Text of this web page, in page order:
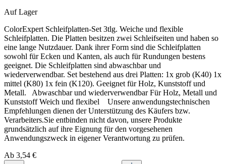
Auf Lager
ColorExpert Schleifplatten-Set 3tlg. Weiche und flexible
Schleifplatten. Die Platten besitzen zwei Schleifseiten und haben so
eine lange Nutzdauer. Dank ihrer Form sind die Schleifplatten
sowohl für Ecken und Kanten, als auch für Rundungen bestens
geeignet. Die Schleifplatten sind abwaschbar und
wiederverwendbar. Set bestehend aus drei Platten: 1x grob (K40) 1x
mittel (K80) 1x fein (K120). Geeignet für Holz, Kunststoff und
Metall. Abwaschbar und wiederverwendbar Für Holz, Metall und
Kunststoff Weich und flexibel Unsere anwendungstechnischen
Empfehlungen dienen der Unterstützung des Käufers bzw.
Verarbeiters.Sie entbinden nicht davon, unsere Produkte
grundsätzlich auf ihre Eignung für den vorgesehenen
Anwendungszweck in eigener Verantwortung zu prüfen.
Ab 3,54 €